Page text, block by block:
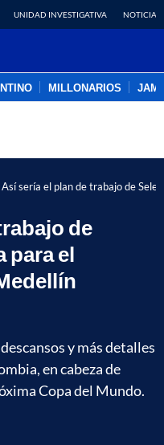
UNIDAD INVESTIGATIVA NOTICIAS
MILLONARIOS
Así sería el plan de trabajo de
de
para el
y más detalles
en cabeza de
Copa del Mundo.